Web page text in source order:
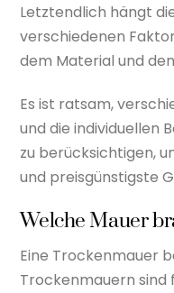
Letztendlich hängt
verschiedenen
dem Material und
Es ist ratsam,
und die individuellen
zu berücksichtigen,
und preisgünstigste
Welche Mauer
Eine Trockenmauer
Trockenmauern sind